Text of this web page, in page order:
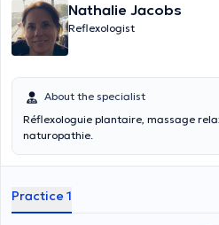
Nathalie Jacobs
Reflexologist
About the specialist
Réflexologuie plantaire, massage
naturopathie.
Practice 1